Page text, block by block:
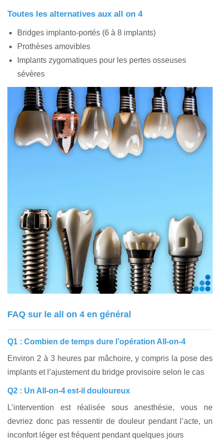
Toutes les alternatives aux all on 4
Bridges implanto-portés (6 à 8 implants)
Prothèses amovibles
Implants zygomatiques pour les pertes osseuses
sévères
FAQ sur le all on 4 en général
Q1 : Combien de temps dure l’opération All-on-4
Environ 2 à 3 heures par mâchoire, y compris la pose des
implants et l’ajustement du bridge provisoire selon le cas
Q2 : Un All-on-4 est-il douloureux
L’intervention est réalisée sous anesthésie, vous ne
devriez donc pas ressentir de douleur pendant l’acte, un
inconfort léger est fréquent pendant quelques jours